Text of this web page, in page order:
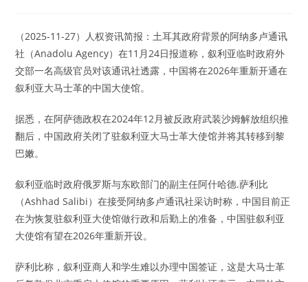
（2025-11-27）人权资讯简报：土耳其政府背景的阿纳多卢通讯
社（Anadolu Agency）在11月24日报道称，叙利亚临时政府外
交部一名高级官员对该通讯社透露，中国将在2026年重新开通在
叙利亚大马士革的中国大使馆。
据悉，在阿萨德政权在2024年12月被反政府武装沙姆解放组织推
翻后，中国政府关闭了驻叙利亚大马士革大使馆并将其转移到黎
巴嫩。
叙利亚临时政府俄罗斯与东欧部门的副主任阿什哈德.萨利比
（Ashhad Salibi）在接受阿纳多卢通讯社采访时称，中国目前正
在为恢复驻叙利亚大使馆做行政和后勤上的准备，中国驻叙利亚
大使馆有望在2026年重新开设。
萨利比称，叙利亚商人和学生难以办理中国签证，这是大马士革